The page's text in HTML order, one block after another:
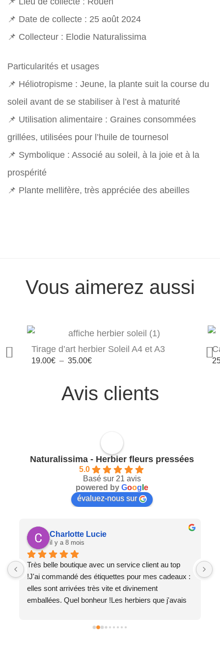
📌 Date de collecte : 25 août 2024
📌 Collecteur : Elodie Naturalissima
Particularités et usages
📌 Héliotropisme : Jeune, la plante suit la course du
soleil avant de se stabiliser à l’est à maturité
📌 Utilisation alimentaire : Graines consommées
grillées, utilisées pour l’huile de tournesol
📌 Symbolique : Associé au soleil, à la joie et à la
prospérité
📌 Plante mellifère, très appréciée des abeilles
Vous aimerez aussi
Tirage d’art herbier Soleil A4 et A3
19.00€ – 35.00€Plage
à
35.00€
Avis clients
Naturalissima - Herbier fleurs pressées
5.0
Basé sur 21 avis
powered by Goog e
évaluez-nous sur
Charlotte Lucie
il y a 8 mois
Très belle boutique avec un service client au top
!J'ai commandé des étiquettes pour mes cadeaux :
elles sont arrivées très vite et divinement
emballées. Quel bonheur !Les herbiers que j'avais
été grandement appréciés. Succès garanti !